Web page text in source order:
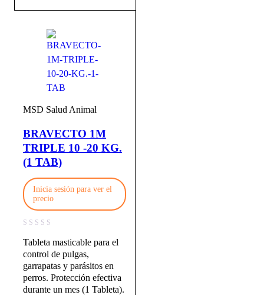
MSD Salud Animal
BRAVECTO 1M
TRIPLE 10 -20 KG.
(1 TAB)
Inicia sesión para ver el
precio
Tableta masticable para el
control de pulgas,
garrapatas y parásitos en
perros. Protección efectiva
durante un mes (1 Tableta).